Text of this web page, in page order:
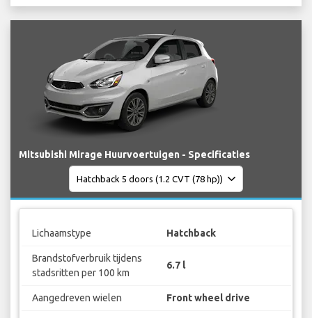
Mitsubishi Mirage Huurvoertuigen - Specificaties
Lichaamstype Hatchback
Brandstofverbruik tijdens
stadsritten per 100 km
6.7 l
Aangedreven wielen Front wheel drive